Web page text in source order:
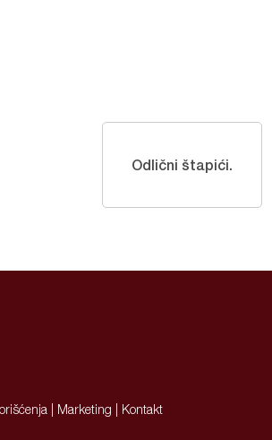
Odlični štapići.
Marketing Kontakt